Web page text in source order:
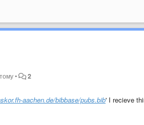
• 2
aachen.de/bibbase/pubs.bib' I recieve